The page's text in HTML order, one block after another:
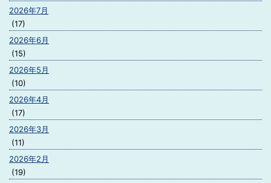
2026年7月
(17)
2026年6月
(15)
2026年5月
(10)
2026年4月
(17)
2026年3月
(11)
2026年2月
(19)